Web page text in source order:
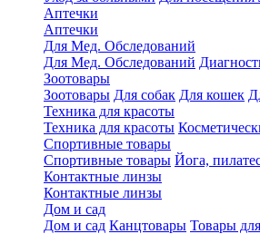
Аптечки
Аптечки
Для Мед. Обследований
Для Мед. Обследований
Зоотовары
Зоотовары Для собак Для кошек
Техника для красоты
Техника для красоты
Спортивные товары
Спортивные товары Йога,
Контактные линзы
Контактные линзы
Дом и сад
Дом и сад Канцтовары Товары